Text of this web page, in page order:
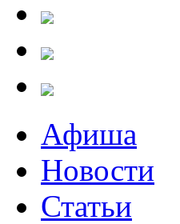
Афиша
Новости
Статьи